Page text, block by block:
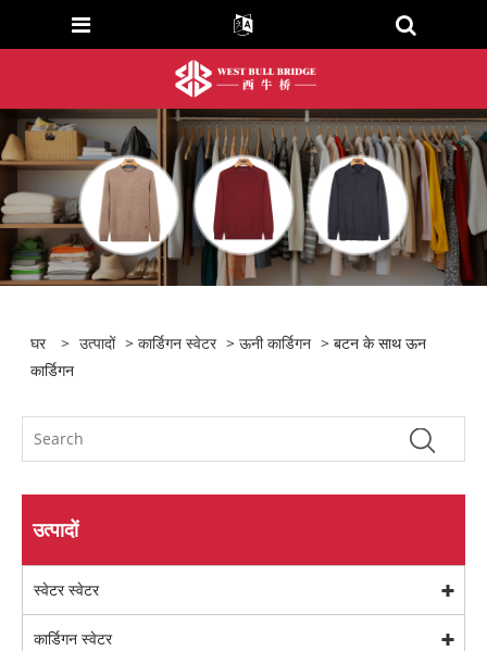
घर > उत्पादों >कार्डिगन स्वेटर >ऊनी कार्डिगन > बटन के साथ ऊन
कार्डिगन
उत्पादों
स्वेटर स्वेटर
कार्डिगन स्वेटर